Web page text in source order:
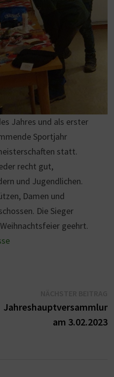
Jahres und als erster
Sportjahr
statt.
recht gut,
und Jugendlichen.
Damen und
Die Sieger
geehrt.
am 3.02.2023